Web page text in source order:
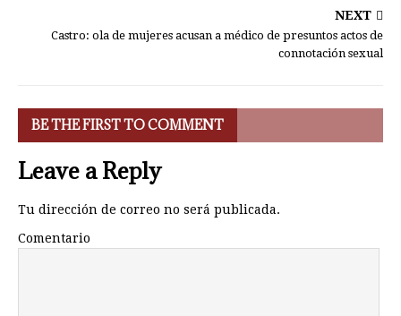
NEXT
Castro: ola de mujeres acusan a médico de presuntos actos de
connotación sexual
BE THE FIRST TO COMMENT
Leave a Reply
Tu dirección de correo no será publicada.
Comentario